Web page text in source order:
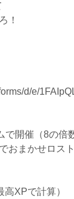
！
d/e/
開催（8の倍
おまかせロスト
XPで計算）